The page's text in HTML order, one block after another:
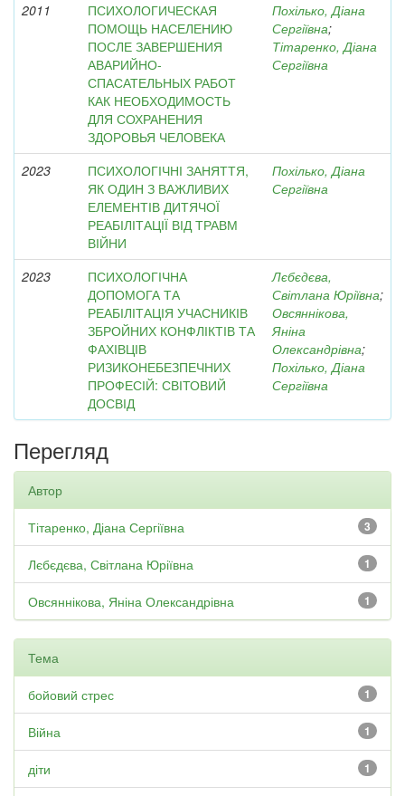
2011
ПСИХОЛОГИЧЕСКАЯ
ПОМОЩЬ НАСЕЛЕНИЮ
ПОСЛЕ ЗАВЕРШЕНИЯ
АВАРИЙНО-
СПАСАТЕЛЬНЫХ РАБОТ
КАК НЕОБХОДИМОСТЬ
ДЛЯ СОХРАНЕНИЯ
ЗДОРОВЬЯ ЧЕЛОВЕКА
Похілько, Діана
Сергіївна;
Тітаренко, Діана
Сергіївна
2023
ПСИХОЛОГІЧНІ ЗАНЯТТЯ,
ЯК ОДИН З ВАЖЛИВИХ
ЕЛЕМЕНТІВ ДИТЯЧОЇ
РЕАБІЛІТАЦІЇ ВІД ТРАВМ
ВІЙНИ
Похілько, Діана
Сергіївна
2023
ПСИХОЛОГІЧНА
ДОПОМОГА ТА
РЕАБІЛІТАЦІЯ УЧАСНИКІВ
ЗБРОЙНИХ КОНФЛІКТІВ ТА
ФАХІВЦІВ
РИЗИКОНЕБЕЗПЕЧНИХ
ПРОФЕСІЙ: СВІТОВИЙ
ДОСВІД
Лєбєдєва,
Світлана Юріївна;
Овсяннікова,
Яніна
Олександрівна;
Похілько, Діана
Сергіївна
Перегляд
Автор
3
Тітаренко, Діана Сергіївна
1
Лєбєдєва, Світлана Юріївна
1
Овсяннікова, Яніна Олександрівна
Тема
1
бойовий стрес
1
Війна
1
діти